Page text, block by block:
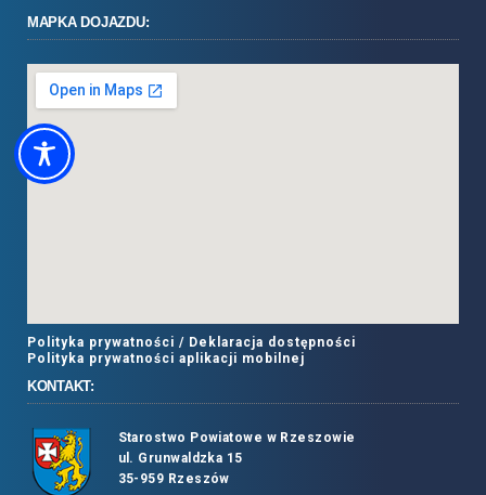
MAPKA DOJAZDU:
Polityka prywatności / Deklaracja dostępności
Polityka prywatności aplikacji mobilnej
KONTAKT:
Starostwo Powiatowe w Rzeszowie
ul. Grunwaldzka 15
35-959 Rzeszów